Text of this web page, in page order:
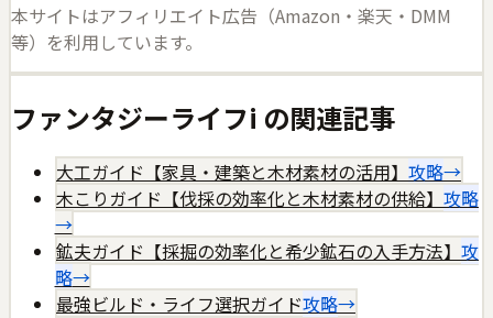
本サイトはアフィリエイト広告（Amazon・楽天・DMM
等）を利用しています。
ファンタジーライフi の関連記事
大工ガイド【家具・建築と木材素材の活用】 攻略→
木こりガイド【伐採の効率化と木材素材の供給】 攻略
→
鉱夫ガイド【採掘の効率化と希少鉱石の入手方法】 攻
略→
最強ビルド・ライフ選択ガイド攻略→